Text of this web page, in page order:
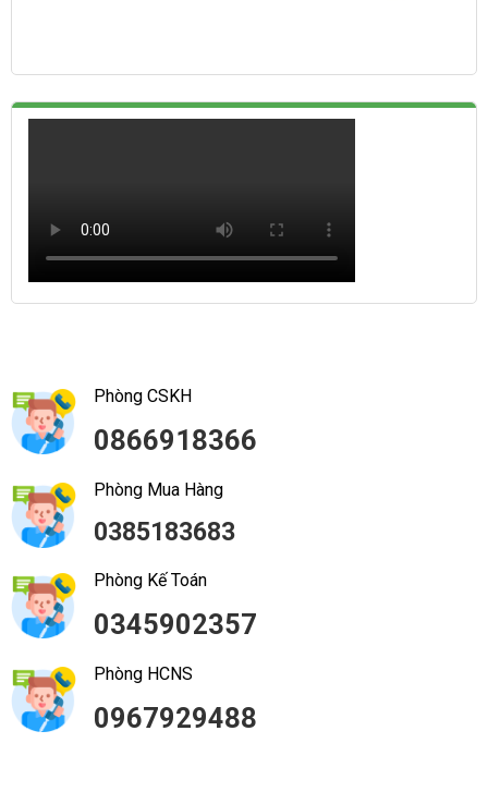
Phòng CSKH
0866918366
Phòng Mua Hàng
0385183683
Phòng Kế Toán
0345902357
Phòng HCNS
0967929488